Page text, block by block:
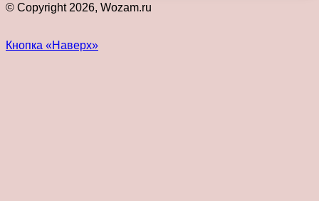
© Copyright 2026, Wozam.ru
Кнопка «Наверх»